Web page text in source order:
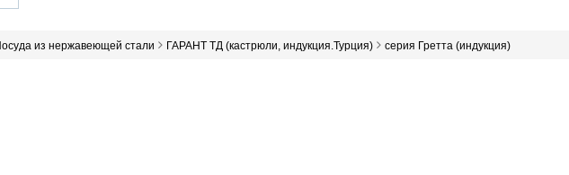
из нержавеющей стали ГАРАНТ ТД (кастрюли, индукция.Турция) серия Гретта (индукция)